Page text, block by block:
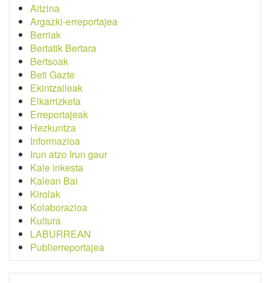
Aitzina
Argazki-erreportajea
Berriak
Bertatik Bertara
Bertsoak
Beti Gazte
Ekintzaileak
Elkarrizketa
Erreportajeak
Hezkuntza
Informazioa
Irun atzo Irun gaur
Kale inkesta
Kalean Bai
Kirolak
Kolaborazioa
Kultura
LABURREAN
Publierreportajea